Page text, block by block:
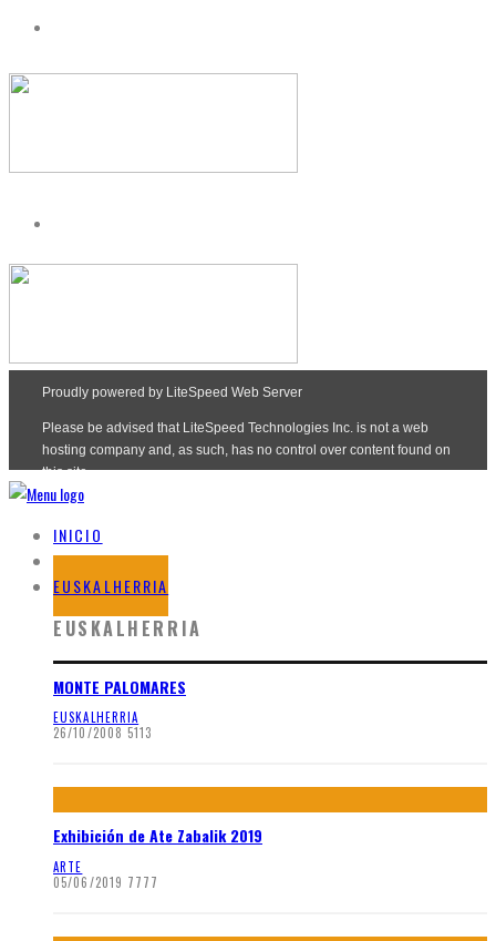
INICIO
BLOG
EUSKALHERRIA
EUSKALHERRIA
MONTE PALOMARES
EUSKALHERRIA
26/10/2008 5113
Exhibición de Ate Zabalik 2019
ARTE
05/06/2019 7777